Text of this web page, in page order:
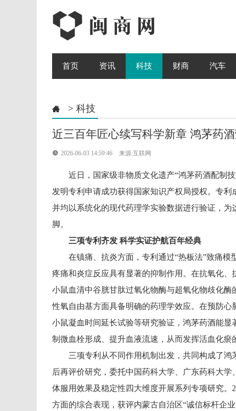
首页 资讯 科技 财商 汽车
 > 科技
近三百年匠心续写科学新章 鸿茅药
 2026-06-03 14:59:46 来源:互联网
近日，国家级非物质文化遗产“鸿茅药酒配制
发明专利申请成功获得国家知识产权局授权。专
并均以系统化的现代药理学实验数据进行验证，
脚。
三项专利齐发 科学实证护航百年经典
在镇痛、抗炎方面，专利通过“热板法”致痛
疼痛和炎症反应具有显著的抑制作用。在抗氧化
小鼠血清中谷胱甘肽过氧化物酶与超氧化物歧化
性氧自由基方面具备明确的药理学效应。在预防心
小鼠凝血时间延长试验等研究验证，鸿茅药酒能
制微血栓形成、提升血液流速，从而发挥活血化瘀
三项专利从不同作用机制出发，共同构成了
后再评价研究，委托中国药科大学、广东药科大
体服用效果及稳定性四大维度开展系列专项研究
方面的综合表现，获评内蒙古自治区“诚信标杆企